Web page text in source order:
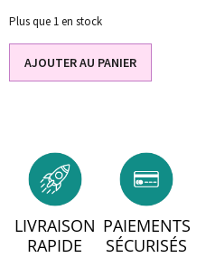
Plus que 1 en stock
AJOUTER AU PANIER
LIVRAISON
RAPIDE
PAIEMENTS
SÉCURISÉS